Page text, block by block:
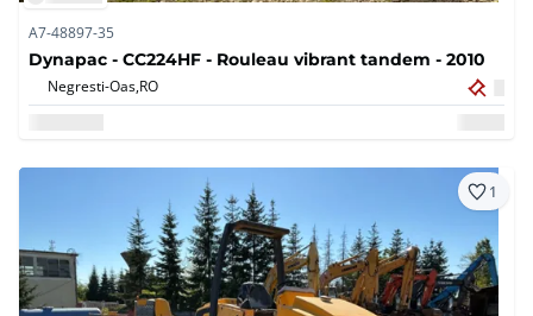
A7-48897-35
Dynapac - CC224HF - Rouleau vibrant tandem - 2010
Negresti-Oas,RO
1